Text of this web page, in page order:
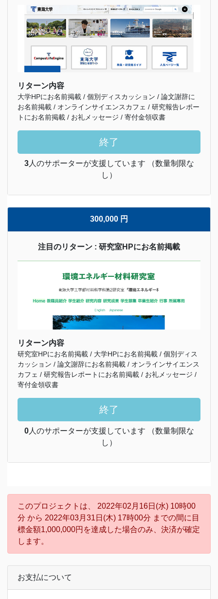
リターン内容
大学HPにお名前掲載 / 個別ディスカッション / 論文謝辞に
お名前掲載 / オンラインサイエンスカフェ / 研究報告レポー
トにお名前掲載 / お礼メッセージ / 寄付金領収書
終了
3人のサポーターが支援しています （数量制限な
し）
300,000 円
注目のリターン : 研究室HPにお名前掲載
リターン内容
研究室HPにお名前掲載 / 大学HPにお名前掲載 / 個別ディス
カッション / 論文謝辞にお名前掲載 / オンラインサイエンス
カフェ / 研究報告レポートにお名前掲載 / お礼メッセージ /
寄付金領収書
終了
0人のサポーターが支援しています （数量制限な
し）
このプロジェクトは、 2022年02月16日(水) 10時00
分 から 2022年03月31日(木) 17時00分 までの間に目
標金額1,000,000円を達成した場合のみ、決済が確定
します。
お支払について